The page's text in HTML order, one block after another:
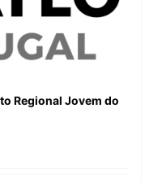
Regional Jovem do